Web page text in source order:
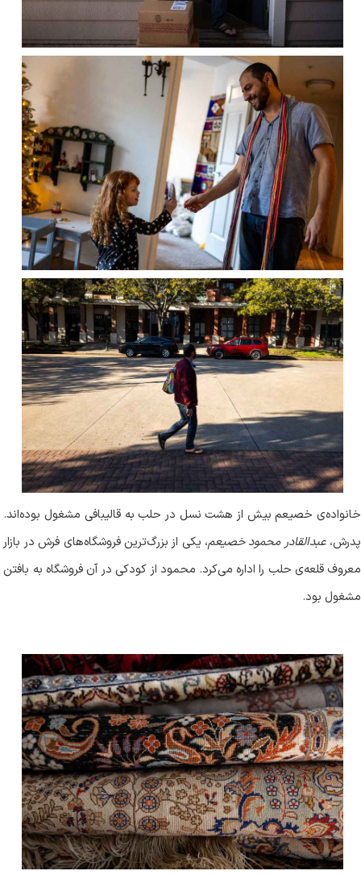
خانواده‌ی خصیعم بیش از هشت نسل در حلب به قالیبافی مشغول بوده‌اند.
پدرش،عبدالقادر محمود خصیعم، یکی از بزرگ‌ترین فروشگاه‌های فرش در بازار
معروف قلعه‌ی حلب را اداره می‌کرد. محمود از کودکی در آن فروشگاه به بافتن
مشغول بود.